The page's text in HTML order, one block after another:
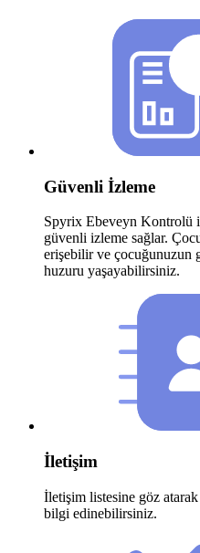
Güvenli İzleme
Spyrix Ebeveyn Kontrolü
güvenli izleme sağlar.
erişebilir ve çocuğunuzun
huzuru yaşayabilirsiniz.
İletişim
İletişim listesine göz
bilgi edinebilirsiniz.